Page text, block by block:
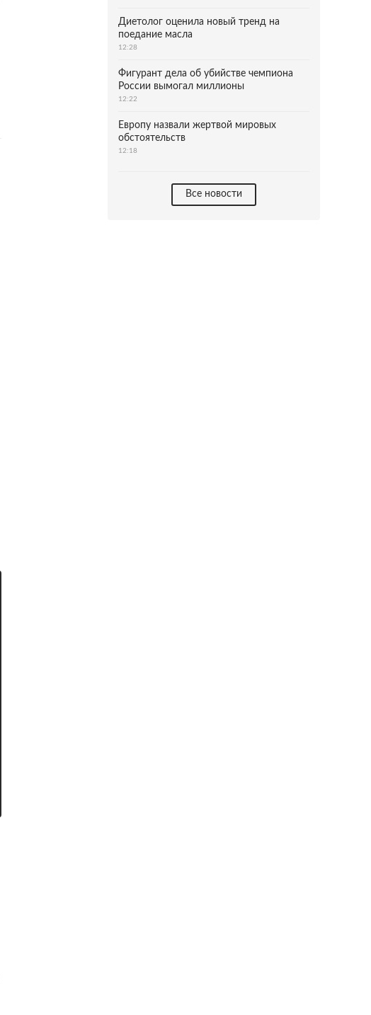
Диетолог оценила новый тренд на
поедание масла
12:28
Фигурант дела об убийстве чемпиона
России вымогал миллионы
12:22
Европу назвали жертвой мировых
обстоятельств
12:18
Все новости